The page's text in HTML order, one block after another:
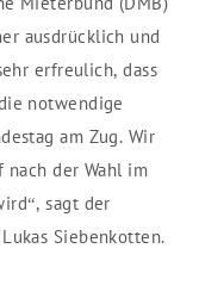
ausdrücklich und
erfreulich, dass
notwendige
am Zug. Wir
nach der Wahl im
sagt der
Siebenkotten.